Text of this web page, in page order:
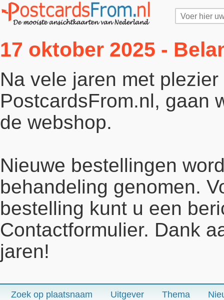
17 oktober 2025 -
Na vele jaren met
PostcardsFrom.nl, gaan
de webshop.
Nieuwe bestellingen
behandeling genomen.
bestelling kunt u een
Contactformulier. Dank
jaren!
Zoek op plaatsnaam Uitgever Thema